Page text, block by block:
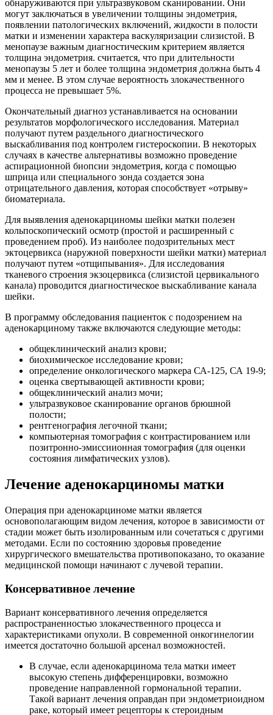
обнаруживаются при ультразвуковом сканировании. Они
могут заключаться в увеличении толщины эндометрия,
появлении патологических включений, жидкости в полости
матки и изменении характера васкуляризации слизистой. В
менопаузе важным диагностическим критерием является
толщина эндометрия. считается, что при длительности
менопаузы 5 лет и более толщина эндометрия должна быть 4
мм и менее. В этом случае вероятность злокачественного
процесса не превышает 5%.
Окончательный диагноз устанавливается на основании
результатов морфологического исследования. Материал
получают путем раздельного диагностического
выскабливания под контролем гистероскопии. В некоторых
случаях в качестве альтернативы возможно проведение
аспирационной биопсии эндометрия, когда с помощью
шприца или специального зонда создается зона
отрицательного давления, которая способствует «отрыву»
биоматериала.
Для выявления аденокарциномы шейки матки полезен
кольпоскопический осмотр (простой и расширенный с
проведением проб). Из наиболее подозрительных мест
эктоцервикса (наружной поверхности шейки матки) материал
получают путем «отщипывания». Для исследования
тканевого строения экзоцервикса (слизистой цервикального
канала) проводится диагностическое выскабливание канала
шейки.
В программу обследования пациенток с подозрением на
аденокарциному также включаются следующие методы:
общеклинический анализ крови;
биохимическое исследование крови;
определение онкологического маркера СА-125, СА 19-9;
оценка свертывающей активности крови;
общеклинический анализ мочи;
ультразвуковое сканирование органов брюшной
полости;
рентгенография легочной ткани;
компьютерная томография с контрастированием или
позитронно-эмиссиионная томография (для оценки
состояния лимфатических узлов).
Лечение аденокарциномы матки
Операция при аденокарциноме матки является
основополагающим видом лечения, которое в зависимости от
стадии может быть изолированным или сочетаться с другими
методами. Если по состоянию здоровья проведение
хирургического вмешательства противопоказано, то оказание
медицинской помощи начинают с лучевой терапии.
Консервативное лечение
Вариант консервативного лечения определяется
распространенностью злокачественного процесса и
характеристиками опухоли. В современной онкогинелогии
имеется достаточно большой арсенал возможностей.
В случае, если аденокарцинома тела матки имеет
высокую степень дифференцировки, возможно
проведение направленной гормональной терапии.
Такой вариант лечения оправдан при эндометриоидном
раке, который имеет рецепторы к стероидным